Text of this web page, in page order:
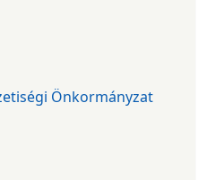
Önkormányzat